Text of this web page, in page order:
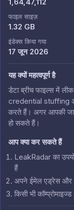
फाइल साइज़
1.32 GB
इंडेक्स किया गया
17 जून 2026
यह क्यों महत्वपूर्ण है
डेटा ब्रीच फाइल्स में
credential stuffing
करते हैं। अगर आपकी
हो सकते हैं।
आप क्या कर सकते हैं
LeakRadar का
हैं
अपने ईमेल एड्रेस और
किसी भी